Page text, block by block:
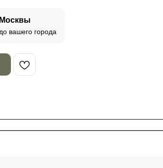
вашего города